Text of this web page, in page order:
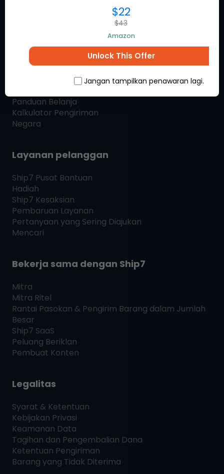
SHIP7BLOG
Belanja & Kirim
Panduan Belanja
Kalkulator Pengiriman
Negara
Layanan pelanggan
Ship7 Pusat Bantuan
Hadiah
Ship7 Kesaksian
Pembaruan Layanan
Pertanyaan yang Sering Diajukan
Mencari
Bekerja sama dengan Ship7
Mitra
Mitra Ritel
Rantai Pasokan & Pengirim Barang dalam Jumlah
Besar
Ship7 SaaS
Peluang Beriklan
Pembuat Konten
Legalitas
Syarat & Ketentuan
Kebijakan Privasi
Keamanan Data
Tagihan dan Pengembalian Dana
Ketentuan Pengiriman
Barang yang Tidak Diterima
$22
$43
Amazon
Unlock This Offer
Jangan tampilkan penawaran lagi.